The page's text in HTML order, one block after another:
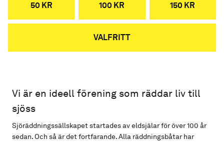
50 KR 100 KR 150 KR
VALFRITT
Vi är en ideell förening som räddar liv till
sjöss
Sjöräddningssällskapet startades av eldsjälar för över 100 år
sedan. Och så är det fortfarande. Alla räddningsbåtar har